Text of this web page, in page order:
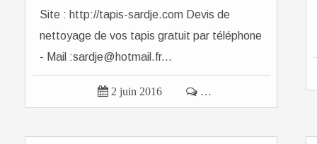
Site : http://tapis-sardje.com Devis de
nettoyage de vos tapis gratuit par téléphone
- Mail :sardje@hotmail.fr...
 2 juin 2016  …